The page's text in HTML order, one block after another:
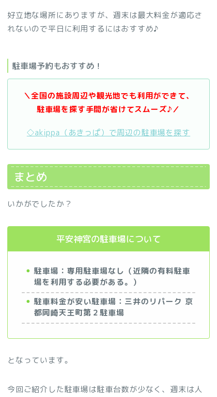
好立地な場所にありますが、週末は最大料金が適応さ
れないので平日に利用するにはおすすめ♪
駐車場予約もおすすめ！
＼全国の施設周辺や観光地でも利用ができて、
駐車場を探す手間が省けてスムーズ♪／
◇akippa（あきっぱ）で周辺の駐車場を探す
まとめ
いかがでしたか？
平安神宮の駐車場について
駐車場：専用駐車場なし（近隣の有料駐車
場を利用する必要がある。）
駐車料金が安い駐車場：三井のリパーク 京
都岡崎天王町第２駐車場
となっています。
今回ご紹介した駐車場は駐車台数が少なく、週末は人